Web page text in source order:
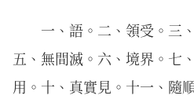
一、語。二、領受。三
五、無間滅。六、境界。七
用。十、真實見。十一、隨